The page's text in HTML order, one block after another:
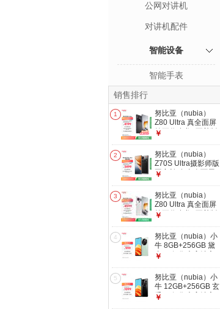
公网对讲机
对讲机配件
智能设备
智能手表
销售排行
1
努比亚（nubia）
Z80 Ultra 真全面屏
第五代骁龙8至尊版
16+512 魅影黑 5G
游戏AI手机 国家补
贴
￥
2
努比亚（nubia）
Z70S Ultra摄影师版
国家补贴 真全面屏
龙8至尊版
6600mAh 5G游戏AI
手机
￥
3
努比亚（nubia）
Z80 Ultra 真全面屏
第五代骁龙8至尊版
16+512 凝光白 5G
游戏AI手机 国家补
贴
￥
4
努比亚（nubia）小
牛 8GB+256GB 黛
青 一亿像素高清主
5G拍照中兴手机
￥
5
努比亚（nubia）小
牛 12GB+256GB 玄
采 一亿像素高清主
￥